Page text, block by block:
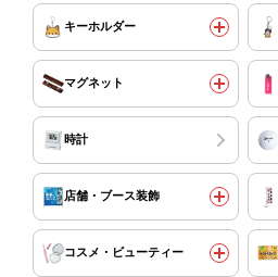
キーホルダー
マグネット
時計
店舗・ブース装飾
コスメ・ビューティー